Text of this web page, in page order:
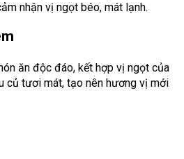
nhận vị ngọt béo, mát lạnh.
ăn độc đáo, kết hợp vị ngọt của
củ tươi mát, tạo nên hương vị mới